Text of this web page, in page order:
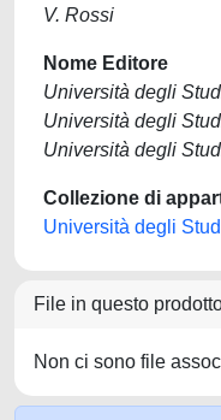
V. Rossi
Nome Editore
Università degli
Università degli
Università degli
Collezione di
Università degli
File in questo
Non ci sono file